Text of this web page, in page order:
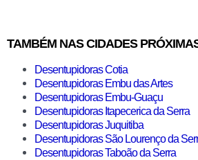
TAMBÉM NAS CIDADES
Desentupidoras Cotia
Desentupidoras Embu das Artes
Desentupidoras Embu-Guaçu
Desentupidoras Itapecerica da Serra
Desentupidoras Juquitiba
Desentupidoras São Lourenço da
Desentupidoras Taboão da Serra